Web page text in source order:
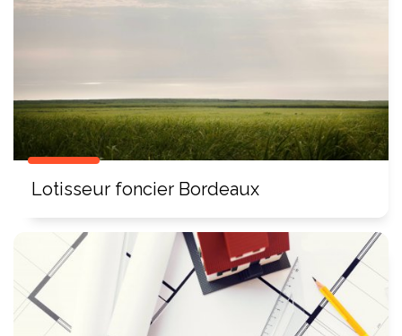
Lotisseur foncier Bordeaux